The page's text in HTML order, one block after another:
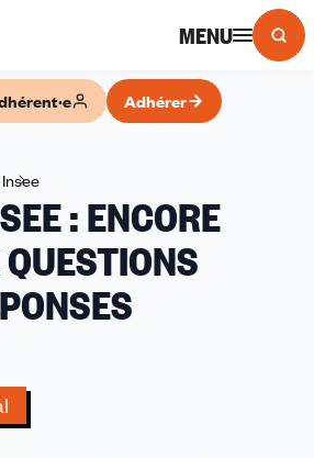
MENU
Adhérer
INSEE
:
ENCORE
TROP
DE
: ENCORE